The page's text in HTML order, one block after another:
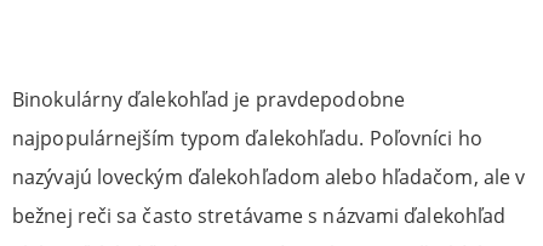
Binokulárny ďalekohľad je pravdepodobne
najpopulárnejším typom ďalekohľadu. Poľovníci ho
nazývajú loveckým ďalekohľadom alebo hľadačom, ale v
bežnej reči sa často stretávame s názvami ďalekohľad